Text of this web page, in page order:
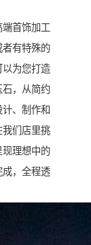
首饰加工
者有特殊的
以为您打造
石，从简约
、制作和
我们店里挑
现理想中的
成，全程透